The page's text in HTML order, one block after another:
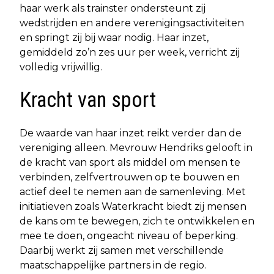
haar werk als trainster ondersteunt zij
wedstrijden en andere verenigingsactiviteiten
en springt zij bij waar nodig. Haar inzet,
gemiddeld zo’n zes uur per week, verricht zij
volledig vrijwillig.
Kracht van sport
De waarde van haar inzet reikt verder dan de
vereniging alleen. Mevrouw Hendriks gelooft in
de kracht van sport als middel om mensen te
verbinden, zelfvertrouwen op te bouwen en
actief deel te nemen aan de samenleving. Met
initiatieven zoals Waterkracht biedt zij mensen
de kans om te bewegen, zich te ontwikkelen en
mee te doen, ongeacht niveau of beperking.
Daarbij werkt zij samen met verschillende
maatschappelijke partners in de regio.